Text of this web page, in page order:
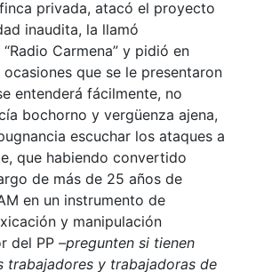
privada, atacó el proyecto
inaudita, la llamó
Carmena” y pidió en
que se le presentaron
entenderá fácilmente, no
bochorno y vergüenza ajena,
escuchar los ataques a
que habiendo convertido
de más de 25 años de
en un instrumento de
y manipulación
del PP –pregunten si tienen
trabajadores y trabajadoras de